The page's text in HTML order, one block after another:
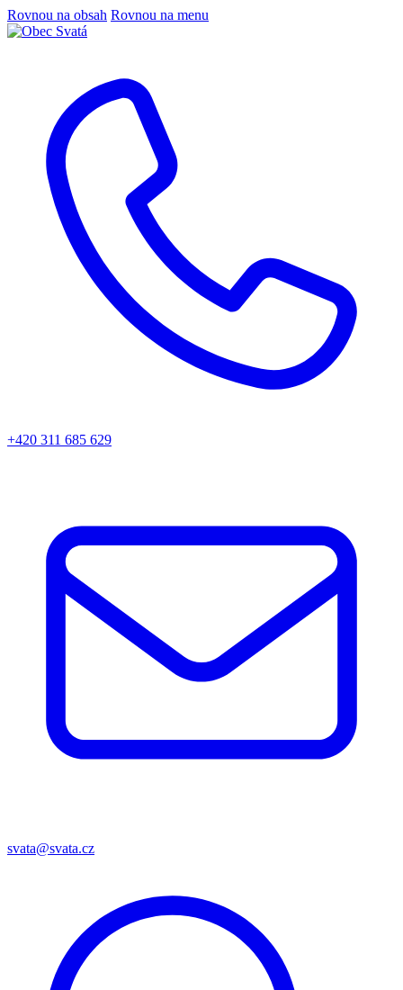
Rovnou na obsah Rovnou na menu
+420 311 685 629
svata@svata.cz